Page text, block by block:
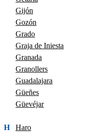
Gijón
Gozón
Grado
Graja de Iniesta
Granada
Granollers
Guadalajara
Güeñes
Güevéjar
H
Haro